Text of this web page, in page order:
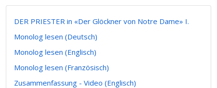
DER PRIESTER in «Der Glöckner von Notre Dame» I.
Monolog lesen (Deutsch)
Monolog lesen (Englisch)
Monolog lesen (Französisch)
Zusammenfassung - Video (Englisch)